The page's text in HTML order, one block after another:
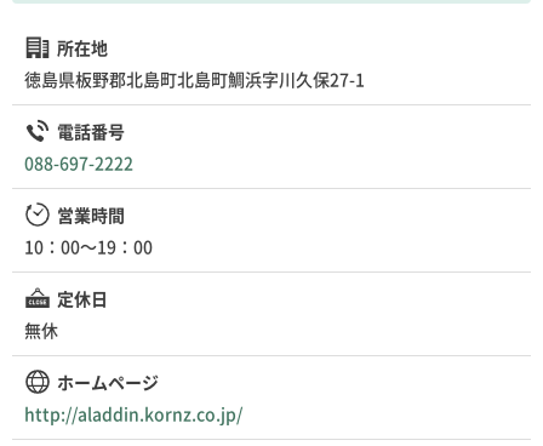
所在地
徳島県板野郡北島町北島町鯛浜字川久保27-1
電話番号
088-697-2222
営業時間
10：00～19：00
定休日
無休
ホームページ
http://aladdin.kornz.co.jp/